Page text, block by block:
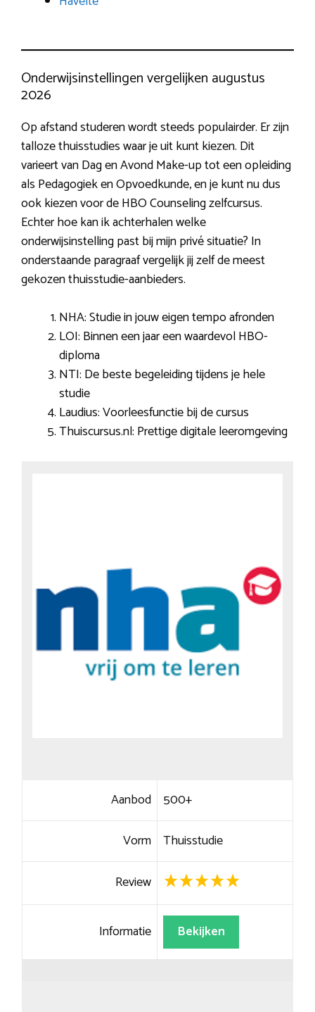
Onderwijsinstellingen vergelijken augustus
2026
Op afstand studeren wordt steeds populairder. Er zijn
talloze thuisstudies waar je uit kunt kiezen. Dit
varieert van Dag en Avond Make-up tot een opleiding
als Pedagogiek en Opvoedkunde, en je kunt nu dus
ook kiezen voor de HBO Counseling zelfcursus.
Echter hoe kan ik achterhalen welke
onderwijsinstelling past bij mijn privé situatie? In
onderstaande paragraaf vergelijk jij zelf de meest
gekozen thuisstudie-aanbieders.
NHA: Studie in jouw eigen tempo afronden
LOI: Binnen een jaar een waardevol HBO-
diploma
NTI: De beste begeleiding tijdens je hele
studie
Laudius: Voorleesfunctie bij de cursus
Thuiscursus.nl: Prettige digitale leeromgeving
Aanbod 500+
Vorm Thuisstudie
Review
Informatie Bekijken